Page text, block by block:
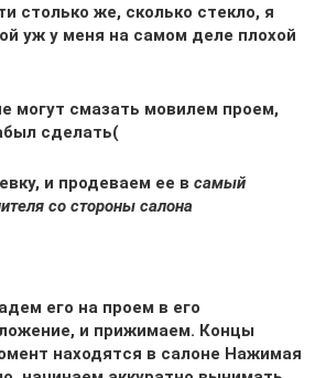
столько же, сколько стекло, я
уж у меня на самом деле плохой
могут смазать мовилем проем,
сделать(
и продеваем ее в самый
со стороны салона
его на проем в его
и прижимаем. Концы
находятся в салоне Нажимая